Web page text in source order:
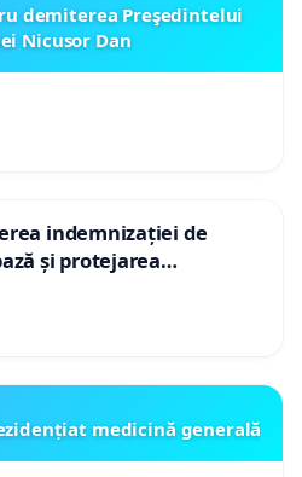
demiterea Preşedintelui
Nicusor Dan
indemnizației de
și protejarea
pentru asistenții
medicină generală